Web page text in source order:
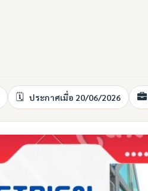
ประกาศเมื่อ 20/06/2026